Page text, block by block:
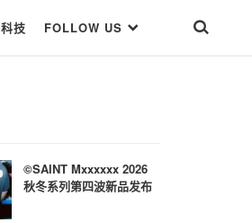
科技 FOLLOW US
©SAINT Mxxxxxx 2026
秋冬系列第四波新品发布